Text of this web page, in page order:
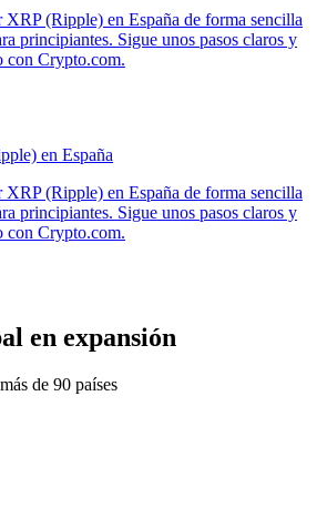
(Ripple) en España de forma sencilla
principiantes. Sigue unos pasos claros y
con Crypto.com.
en España
(Ripple) en España de forma sencilla
principiantes. Sigue unos pasos claros y
con Crypto.com.
en expansión
de 90 países